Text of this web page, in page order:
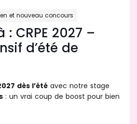
et nouveau concours
: CRPE 2027 –
d’été de
dès l’été avec notre stage
: un vrai coup de boost pour bien